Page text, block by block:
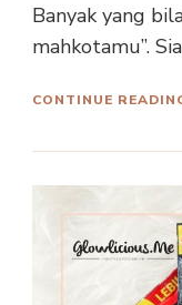
Banyak yang
mahkotamu”.
CONTINUE